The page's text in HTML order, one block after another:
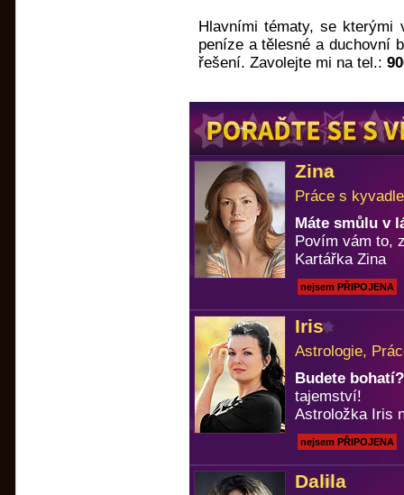
Hlavními tématy, se kterými
peníze a tělesné a duchovní
řešení. Zavolejte mi na tel.:
Zina
Práce s
Máte smůlu v
Povím vám to,
Kartářka Zina
nejsem PŘIPOJENA
Iris
Astrologie,
Budete bohatí?
tajemství!
Astroložka Iris
nejsem PŘIPOJENA
Dalila